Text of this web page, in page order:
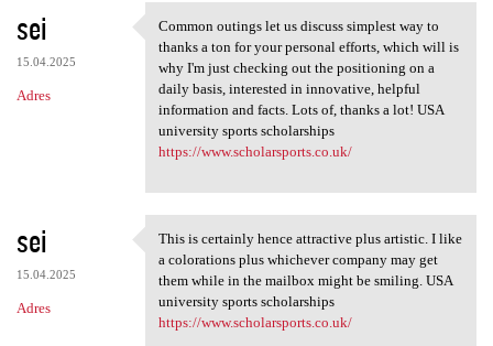
sei
15.04.2025
Adres
Common outings let us discuss
Common outings let us discuss simplest way to
thanks a ton for your personal efforts, which will is
why I'm just checking out the positioning on a
daily basis, interested in innovative, helpful
information and facts. Lots of, thanks a lot! USA
university sports scholarships
https://www.scholarsports.co.uk/
sei
15.04.2025
Adres
This is certainly hence
This is certainly hence attractive plus artistic. I like
a colorations plus whichever company may get
them while in the mailbox might be smiling. USA
university sports scholarships
https://www.scholarsports.co.uk/